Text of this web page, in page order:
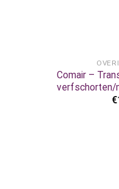
Comair –
verfschorten/
€